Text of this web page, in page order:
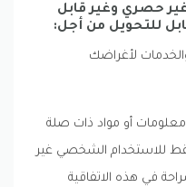
حصري وغير قابل
للتحويل من أجل:
لأغراضك
أو مواد ذات صلة
للاستخدام الشخصي غير
في هذه الاتفاقية